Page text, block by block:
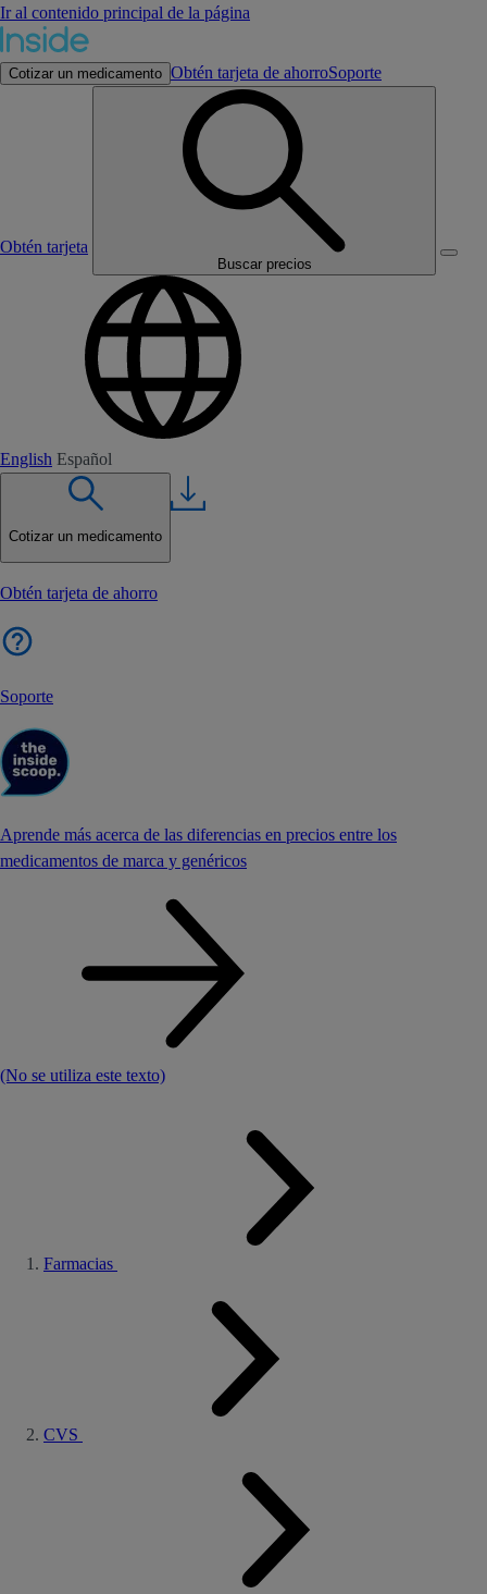
Ir al contenido principal de la página
Cotizar un medicamento Obtén tarjeta de ahorroSoporte
Obtén tarjeta
Buscar precios
English Español
Cotizar un medicamento
Obtén tarjeta de ahorro
Soporte
Aprende más acerca de las diferencias en precios entre los
medicamentos de marca y genéricos
(No se utiliza este texto)
Farmacias
CVS